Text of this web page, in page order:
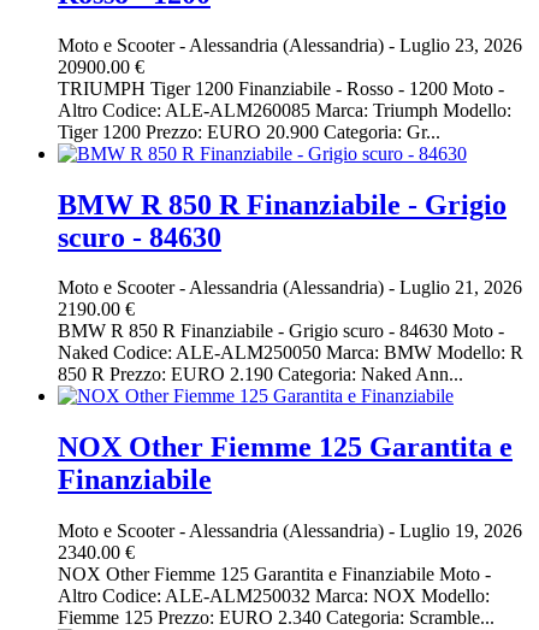
Moto e Scooter- Alessandria (Alessandria) - Luglio 23, 2026
20900.00 €
TRIUMPH Tiger 1200 Finanziabile - Rosso - 1200 Moto -
Altro Codice: ALE-ALM260085 Marca: Triumph Modello:
Tiger 1200 Prezzo: EURO 20.900 Categoria: Gr...
BMW R 850 R Finanziabile - Grigio
scuro - 84630
Moto e Scooter-Alessandria (Alessandria) - Luglio 21, 2026
2190.00 €
BMW R 850 R Finanziabile - Grigio scuro - 84630 Moto -
Naked Codice: ALE-ALM250050 Marca: BMW Modello: R
850 R Prezzo: EURO 2.190 Categoria: Naked Ann...
NOX Other Fiemme 125 Garantita e
Finanziabile
Moto e Scooter- Alessandria (Alessandria) - Luglio 19, 2026
2340.00 €
NOX Other Fiemme 125 Garantita e Finanziabile Moto -
Altro Codice: ALE-ALM250032 Marca: NOX Modello:
Fiemme 125 Prezzo: EURO 2.340 Categoria: Scramble...